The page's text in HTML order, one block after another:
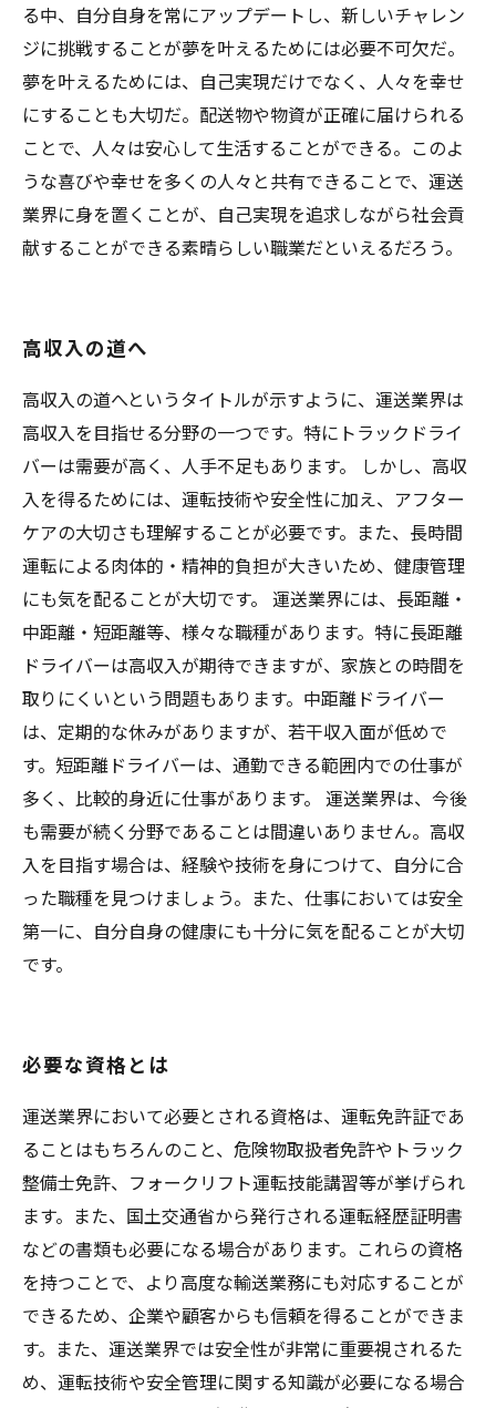
る中、自分自身を常にアップデートし、新しいチャレン
ジに挑戦することが夢を叶えるためには必要不可欠だ。
夢を叶えるためには、自己実現だけでなく、人々を幸せ
にすることも大切だ。配送物や物資が正確に届けられる
ことで、人々は安心して生活することができる。このよ
うな喜びや幸せを多くの人々と共有できることで、運送
業界に身を置くことが、自己実現を追求しながら社会貢
献することができる素晴らしい職業だといえるだろう。
高収入の道へ
高収入の道へというタイトルが示すように、運送業界は
高収入を目指せる分野の一つです。特にトラックドライ
バーは需要が高く、人手不足もあります。 しかし、高収
入を得るためには、運転技術や安全性に加え、アフター
ケアの大切さも理解することが必要です。また、長時間
運転による肉体的・精神的負担が大きいため、健康管理
にも気を配ることが大切です。 運送業界には、長距離・
中距離・短距離等、様々な職種があります。特に長距離
ドライバーは高収入が期待できますが、家族との時間を
取りにくいという問題もあります。中距離ドライバー
は、定期的な休みがありますが、若干収入面が低めで
す。短距離ドライバーは、通勤できる範囲内での仕事が
多く、比較的身近に仕事があります。 運送業界は、今後
も需要が続く分野であることは間違いありません。高収
入を目指す場合は、経験や技術を身につけて、自分に合
った職種を見つけましょう。また、仕事においては安全
第一に、自分自身の健康にも十分に気を配ることが大切
です。
必要な資格とは
運送業界において必要とされる資格は、運転免許証であ
ることはもちろんのこと、危険物取扱者免許やトラック
整備士免許、フォークリフト運転技能講習等が挙げられ
ます。また、国土交通省から発行される運転経歴証明書
などの書類も必要になる場合があります。これらの資格
を持つことで、より高度な輸送業務にも対応することが
できるため、企業や顧客からも信頼を得ることができま
す。また、運送業界では安全性が非常に重要視されるた
め、運転技術や安全管理に関する知識が必要になる場合